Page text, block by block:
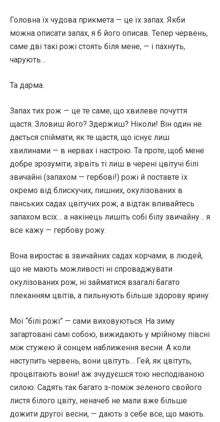
Головна їх чудова прикмета — це їх запах. Якби
можна описати запах, я б його описав. Тепер червень,
саме дві такі рожі стоять біля мене, — і пахнуть,
чарують…
Та дарма.
Запах тих рож — це те саме, що хвилеве почуття
щастя. Зловиш його? Здержиш? Ніколи! Він один не
дається спіймати, як те щастя, що існує лиш
хвилинами — в нервах і настрою. Та проте, щоб мене
добре зрозуміти, зірвіть ті лиш в черені цвітучі білі
звичайні (запахом — гербові!) рожі й поставте їх
окремо від блискучих, пишних, окулізованих в
панських садах цвітучих рож, а відтак впивайтесь
запахом всіх… а накінець лишіть собі білу звичайну… я
все кажу — гербову рожу.
Вона виростає в звичайних садах корчами, в людей,
що не мають можливості ні спроваджувати
окулізованих рож, ні займатися взагалі багато
плеканням цвітів, а пильнують більше здорову ярину.
Мої “білі рожі” — сами виховуються. На зиму
загартовані самі собою, вижидають у мрійному півсні
між стужею й сонцем наближення весни. А коли
наступить червень, вони цвітуть… Гей, як цвітуть,
процвітають вони! аж зчудуєшся тою несподіваною
силою. Садять так багато з-поміж зеленого свойого
листя білого цвіту, неначеб не мали вже більше
дожити другої весни, — дають з себе все, що мають.